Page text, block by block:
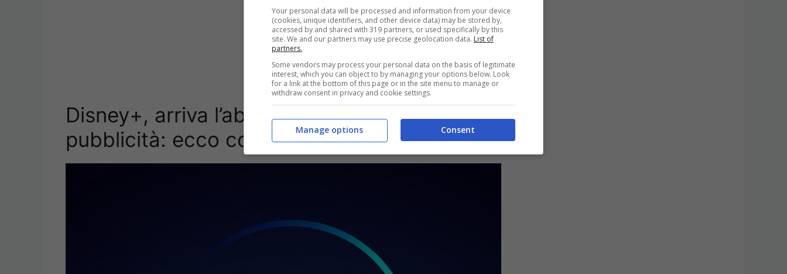
Disney+, arriva l’abbonamento con
pubblicità: ecco come funziona
Your personal data will be processed and information from your device
(cookies, unique identifiers, and other device data) may be stored by,
accessed by and shared with 319 partners, or used specifically by this
site. We and our partners may use precise geolocation data. List of
partners.
Some vendors may process your personal data on the basis of legitimate
interest, which you can object to by managing your options below. Look
for a link at the bottom of this page or in the site menu to manage or
withdraw consent in privacy and cookie settings.
Consent
Manage options